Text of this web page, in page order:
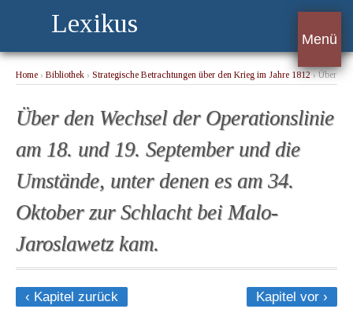
Lexikus
Menü
Home › Bibliothek › Strategische Betrachtungen über den Krieg im Jahre 1812› Über
denen es am 34. Oktober zur Schlacht bei Malo-Jaroslawetz kam.
Über den Wechsel der Operationslinie
am 18. und 19. September und die
Umstände, unter denen es am 34.
Oktober zur Schlacht bei Malo-
Jaroslawetz kam.
‹ Kapitel zurück Kapitel vor ›